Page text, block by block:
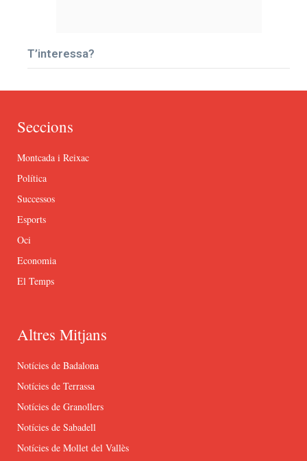
T’interessa?
Seccions
Montcada i Reixac
Política
Successos
Esports
Oci
Economia
El Temps
Altres Mitjans
Notícies de Badalona
Notícies de Terrassa
Notícies de Granollers
Notícies de Sabadell
Notícies de Mollet del Vallès